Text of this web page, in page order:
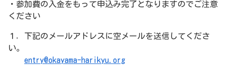
・参加費の入金をもって申込み完了となりますのでご注意
ください
１．下記のメールアドレスに空メールを送信してくださ
い。
entry@okayama-harikyu.org